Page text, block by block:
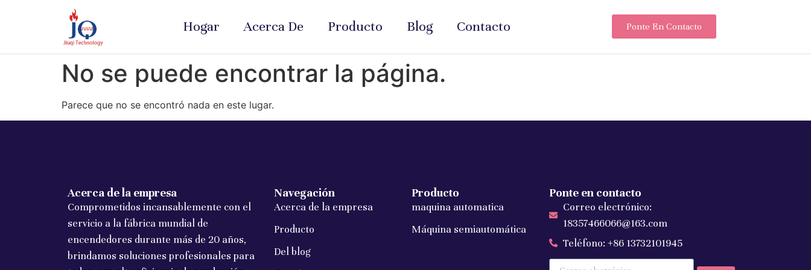
Hogar Acerca De Producto Blog Contacto Ponte En Contacto
No se puede encontrar la página.
Parece que no se encontró nada en este lugar.
Acerca de la empresa
Comprometidos incansablemente con el
servicio a la fábrica mundial de
encendedores durante más de 20 años,
brindamos soluciones profesionales para
Navegación
Acerca de la empresa
Producto
Del blog
Producto
maquina automatica
Máquina semiautomática
Ponte en contacto
Correo electrónico:
18357466066@163.com
Teléfono: +86 13732101945